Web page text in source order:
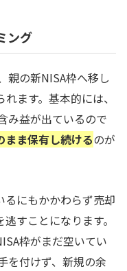
ング
親の新NISA枠へ移し
ます。基本的には、
み益が出ているので
まま保有し続けるのが
にもかかわらず売却
すことになります。
枠がまだ空いてい
を付けず、新規の余